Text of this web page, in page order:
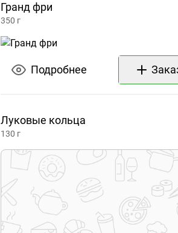
Грандфри
350 г
Подробнее
Луковые кольца
130 г